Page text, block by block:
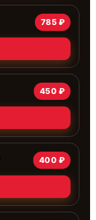
785 ₽
450 ₽
400 ₽